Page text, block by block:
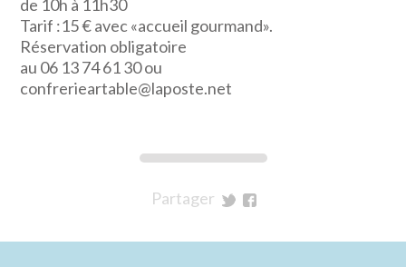
de 10h à 11h30
Tarif :15 € avec «accueil gourmand».
Réservation obligatoire
au 06 13 74 61 30 ou
confrerieartable@laposte.net
Partager
Twitter
Facebook